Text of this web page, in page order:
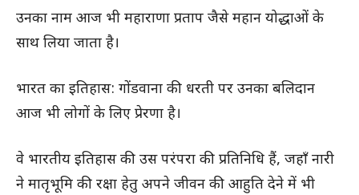
उनका नाम आज भी महाराणा प्रताप जैसे महान योद्धाओं के
साथ लिया जाता है।
भारत का इतिहास: गोंडवाना की धरती पर उनका बलिदान
आज भी लोगों के लिए प्रेरणा है।
वे भारतीय इतिहास की उस परंपरा की प्रतिनिधि हैं, जहाँ नारी
ने मातृभूमि की रक्षा हेतु अपने जीवन की आहुति देने में भी